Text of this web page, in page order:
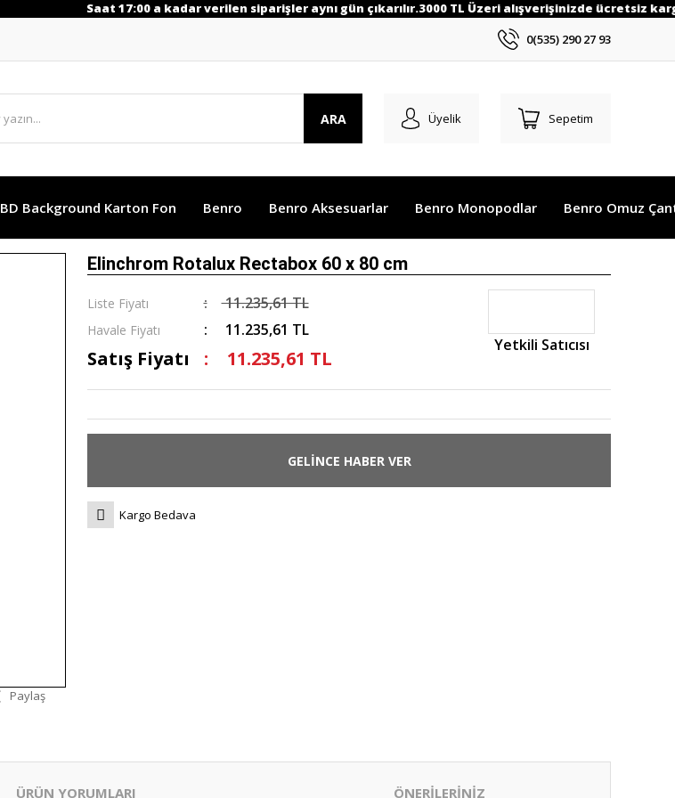
Saat 17:00 a kadar verilen siparişler aynı gün çıkarılır.3000 TL Üzeri alışverişinizde ücretsiz
0(535) 290 27 93
ARA Üyelik Sepetim
BD Background Karton Fon Benro Benro Aksesuarlar Benro Monopodlar Benro Omuz
Paylaş
Elinchrom Rotalux Rectabox 60 x 80 cm
Liste Fiyatı 11.235,61 TL
Havale Fiyatı 11.235,61 TL
Satış Fiyatı 11.235,61 TL
Yetkili Satıcısı
GELİNCE HABER VER
Kargo Bedava
ÜRÜN YORUMLARI ÖNERİLERİNİZ